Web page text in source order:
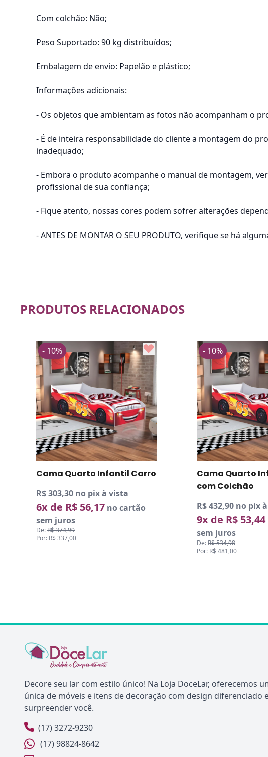
Com colchão: Não;
Peso Suportado: 90 kg distribuídos;
Embalagem de envio: Papelão e plástico;
Informações adicionais:
- Os objetos que ambientam as fotos não acompanham o
- É de inteira responsabilidade do cliente a montagem do
inadequado;
- Embora o produto acompanhe o manual de montagem,
profissional de sua confiança;
- Fique atento, nossas cores podem sofrer alterações
- ANTES DE MONTAR O SEU PRODUTO, verifique se há
PRODUTOS RELACIONADOS
Cama Quarto Infantil Carro
R$ 303,30 no pix à vista
6x de R$ 56,17 no cartão
sem juros
De:R$ 374,99
Por: R$ 337,00
- 10%
Cama Quarto
com Colchão
R$ 432,90 no pix
9x de R$ 53,44
sem juros
De:R$ 534,98
Por: R$ 481,00
- 10%
Decore seu lar com estilo único! Na Loja DoceLar, oferecemos
única de móveis e itens de decoração com design diferenciado
surpreender você.
(17) 3272-9230
(17) 98824-8642